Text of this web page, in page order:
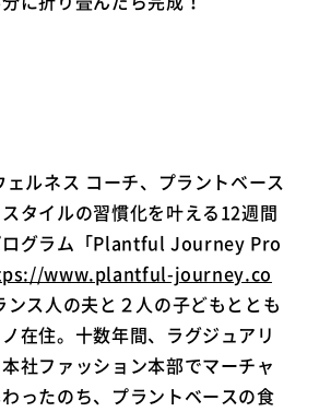
ルネス コーチ、プラントベース
タイルの習慣化を叶える12週間
ログラム「Plantful Journey Pro
www.plantful-journey.co
ンス人の夫と２人の子どもととも
在住。十数年間、ラグジュアリ
社ファッション本部でマーチャ
ったのち、プラントベースの食